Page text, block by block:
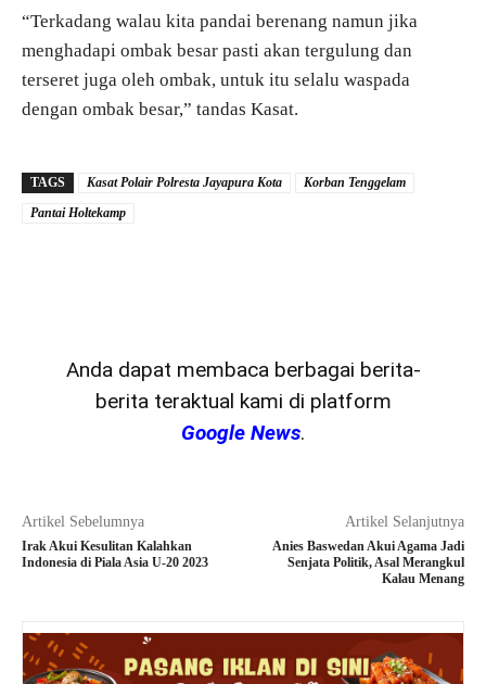
“Terkadang walau kita pandai berenang namun jika
menghadapi ombak besar pasti akan tergulung dan
terseret juga oleh ombak, untuk itu selalu waspada
dengan ombak besar,” tandas Kasat.
TAGS Kasat Polair Polresta Jayapura Kota
Korban Tenggelam
Pantai Holtekamp
Anda dapat membaca berbagai berita-
berita teraktual kami di platform
Google News.
Artikel Sebelumnya
Irak Akui Kesulitan Kalahkan
Indonesia di Piala Asia U-20 2023
Artikel Selanjutnya
Anies Baswedan Akui Agama Jadi
Senjata Politik, Asal Merangkul
Kalau Menang